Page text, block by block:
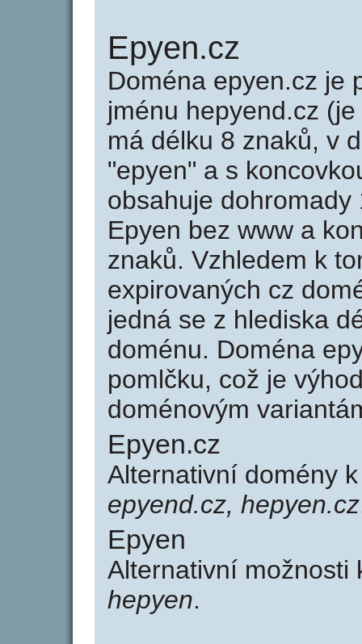
Epyen.cz
Doména epyen.cz je
jménu hepyend.cz
má délku 8 znaků, v
"epyen" a s
obsahuje
Epyen bez www a
znaků. Vzhledem k
expirovaných cz
jedná se z hlediska
doménu. Doména
pomlčku, což je
doménovým
Epyen.cz
Alternativní domény
epyend.cz, hepyen.cz
Epyen
Alternativní
hepyen.